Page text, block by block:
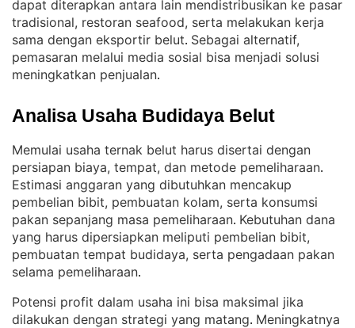
dapat diterapkan antara lain mendistribusikan ke pasar
tradisional, restoran seafood, serta melakukan kerja
sama dengan eksportir belut. Sebagai alternatif,
pemasaran melalui media sosial bisa menjadi solusi
meningkatkan penjualan.
Analisa Usaha Budidaya Belut
Memulai usaha ternak belut harus disertai dengan
persiapan biaya, tempat, dan metode pemeliharaan
Estimasi anggaran yang dibutuhkan mencakup
pembelian bibit, pembuatan kolam, serta konsumsi
pakan sepanjang masa pemeliharaan. Kebutuhan dana
yang harus dipersiapkan meliputi pembelian bibit,
pembuatan tempat budidaya, serta pengadaan pakan
selama pemeliharaan.
Potensi profit dalam usaha ini bisa maksimal jika
dilakukan dengan strategi yang matang. Meningkatnya